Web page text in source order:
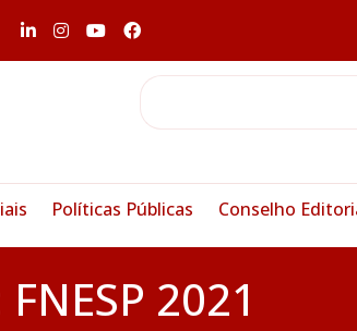
Políticas Públicas Conselho
FNESP 2021